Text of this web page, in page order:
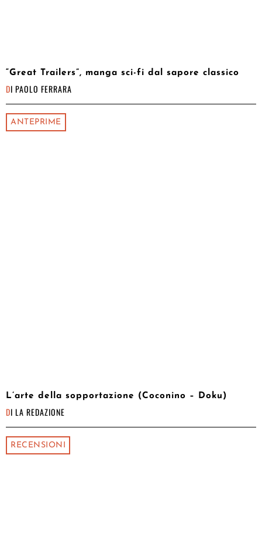
“Great Trailers”, manga sci-fi dal sapore classico
DI PAOLO FERRARA
ANTEPRIME
L’arte della sopportazione (Coconino – Doku)
DI LA REDAZIONE
RECENSIONI